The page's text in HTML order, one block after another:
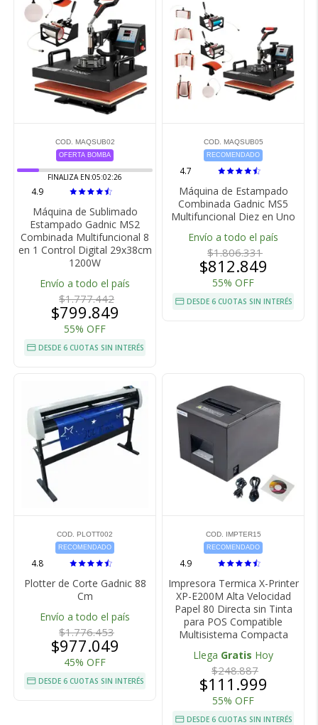
COD. MAQSUB02
OFERTA BOMBA
FINALIZA EN:05:02:25
4.9
Máquina de Sublimado
Estampado Gadnic MS2
Combinada Multifuncional 8
en 1 Control Digital 29x38cm
1200W
Envío a todo el país
$1.777.442
$799.849
55% OFF
DESDE 6 CUOTAS SIN INTERÉS
COD. MAQSUB05
RECOMENDADO
4.7
Máquina de Estampado
Combinada Gadnic MS5
Multifuncional Diez en Uno
Envío a todo el país
$1.806.331
$812.849
55% OFF
DESDE 6 CUOTAS SIN INTERÉS
COD. PLOTT002
RECOMENDADO
4.8
Plotter de Corte Gadnic 88
Cm
Envío a todo el país
$1.776.453
$977.049
45% OFF
DESDE 6 CUOTAS SIN INTERÉS
COD. IMPTER15
RECOMENDADO
4.9
Impresora Termica X-Printer
XP-E200M Alta Velocidad
Papel 80 Directa sin Tinta
para POS Compatible
Multisistema Compacta
Llega Gratis Hoy
$248.887
$111.999
55% OFF
DESDE 6 CUOTAS SIN INTERÉS